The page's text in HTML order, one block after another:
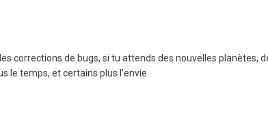
corrections de bugs, si tu attends des nouvelles planètes,
le temps, et certains plus l'envie.